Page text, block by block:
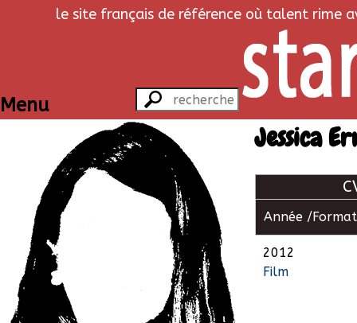
le site français de référence où talent rime
Menu
Jessica
Année / Format
2012
Film